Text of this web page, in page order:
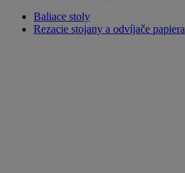
Baliace stoly
Rezacie stojany a odvíjače papiera